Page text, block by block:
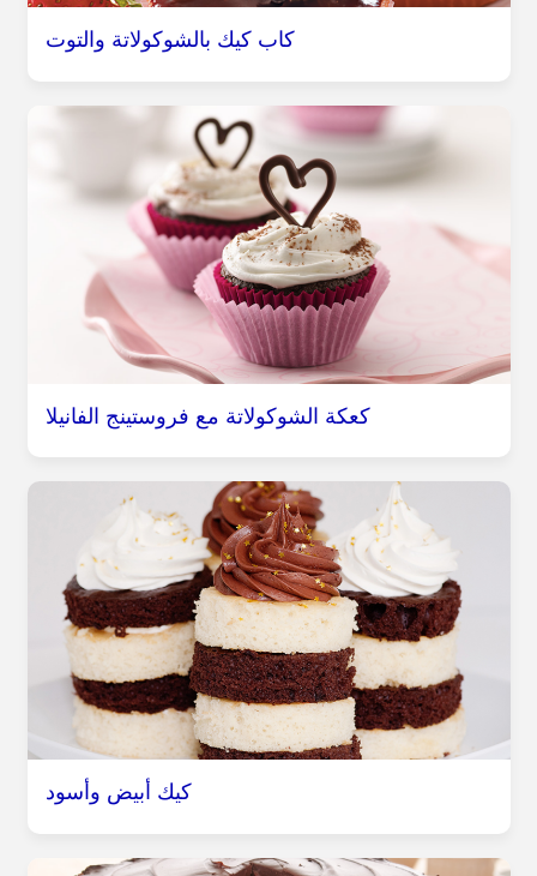
كاب كيك بالشوكولاتة والتوت
كعكة الشوكولاتة مع فروستينج الفانيلا
كيك أبيض وأسود